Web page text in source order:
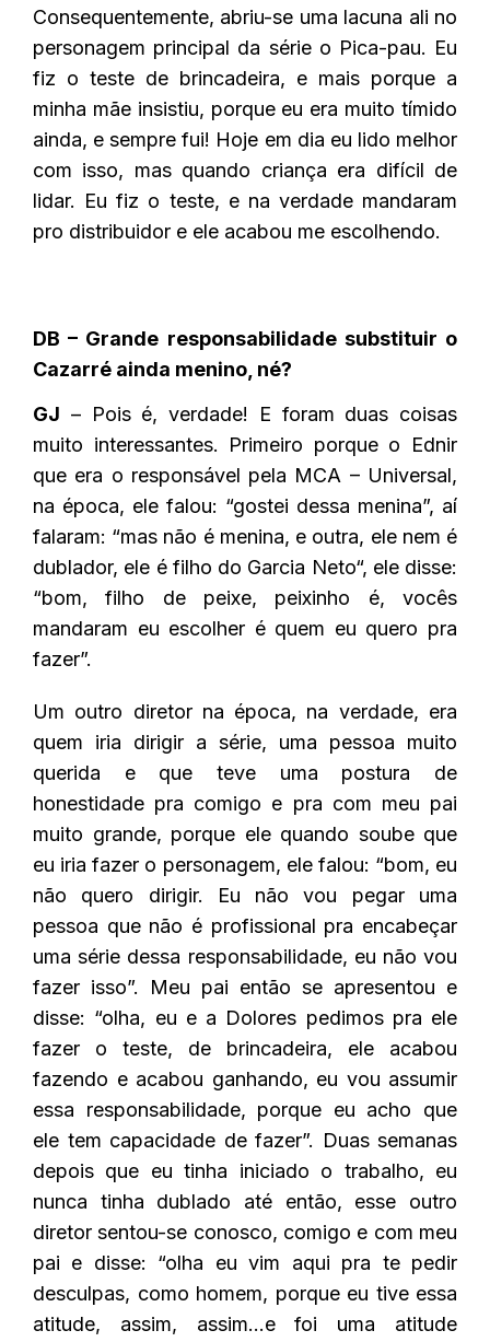
Consequentemente, abriu-se uma lacuna ali no
personagem principal da série o Pica-pau. Eu
fiz o teste de brincadeira, e mais porque a
minha mãe insistiu, porque eu era muito tímido
ainda, e sempre fui! Hoje em dia eu lido melhor
com isso, mas quando criança era difícil de
lidar. Eu fiz o teste, e na verdade mandaram
pro distribuidor e ele acabou me escolhendo.
DB – Grande responsabilidade substituir o
Cazarré ainda menino, né?
GJ – Pois é, verdade! E foram duas coisas
muito interessantes. Primeiro porque o Ednir
que era o responsável pela MCA – Universal,
na época, ele falou: “gostei dessa menina”, aí
falaram: “mas não é menina, e outra, ele nem é
dublador, ele é filho do Garcia Neto“, ele disse:
“bom, filho de peixe, peixinho é, vocês
mandaram eu escolher é quem eu quero pra
fazer”.
Um outro diretor na época, na verdade, era
quem iria dirigir a série, uma pessoa muito
querida e que teve uma postura de
honestidade pra comigo e pra com meu pai
muito grande, porque ele quando soube que
eu iria fazer o personagem, ele falou: “bom, eu
não quero dirigir. Eu não vou pegar uma
pessoa que não é profissional pra encabeçar
uma série dessa responsabilidade, eu não vou
fazer isso”. Meu pai então se apresentou e
disse: “olha, eu e a Dolores pedimos pra ele
fazer o teste, de brincadeira, ele acabou
fazendo e acabou ganhando, eu vou assumir
essa responsabilidade, porque eu acho que
ele tem capacidade de fazer”. Duas semanas
depois que eu tinha iniciado o trabalho, eu
nunca tinha dublado até então, esse outro
diretor sentou-se conosco, comigo e com meu
pai e disse: “olha eu vim aqui pra te pedir
desculpas, como homem, porque eu tive essa
atitude, assim, assim…e foi uma atitude